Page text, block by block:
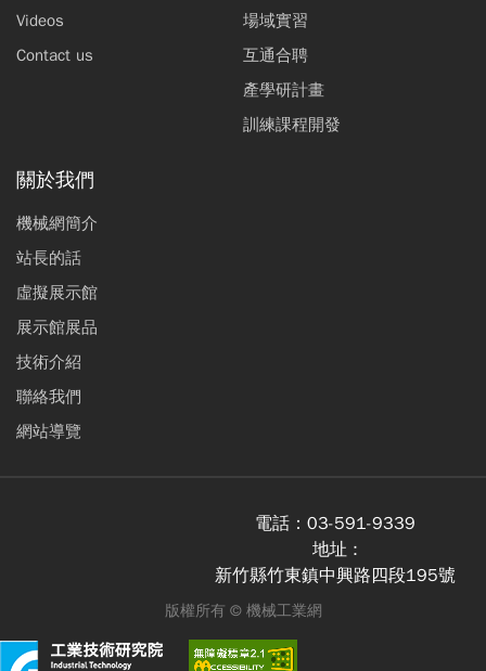
Videos
Contact us
場域實習
互通合聘
產學研計畫
訓練課程開發
關於我們
機械網簡介
站長的話
虛擬展示館
展示館展品
技術介紹
聯絡我們
網站導覽
電話： 03-591-9339
地址 :
新竹縣竹東鎮中興路四段195號
版權所有 © 機械工業網